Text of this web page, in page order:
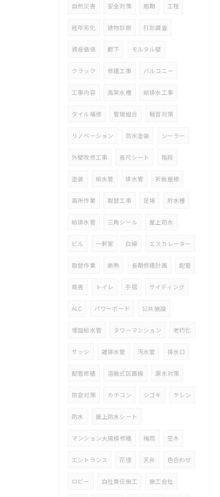
自然災害 安全対策 周期 工程
経年劣化 建物診断 打診調査
資産価値 廊下 モルタル壁
クラック 修繕工事 バルコニー
工事内容 高架水槽 給排水工事
タイル補修 管理組合 騒音対策
リノベーション 防水塗装 シーラー
外壁改修工事 長尺シート 階段
塗装 給水管 排水管 折板屋根
高所作業 取替工事 足場 貯水槽
給排水管 三角シール 屋上防水
ビル 一軒家 白線 エスカレーター
取替作業 断熱 長期修繕計画 配管
鳥害 トイレ 手摺 サイディング
ALC パワーボード 公共施設
埋設給水管 タワーマンション 老朽化
サッシ 雑排水管 汚水管 排水口
配管修繕 溶融式区画線 漏水対策
防音対策 カチコン シゴキ ケレン
防水 屋上防水シート
マンション大規模修繕 梅雨 笠木
エントランス 花壇 天井 色合わせ
ロビー 自社責任施工 施工会社